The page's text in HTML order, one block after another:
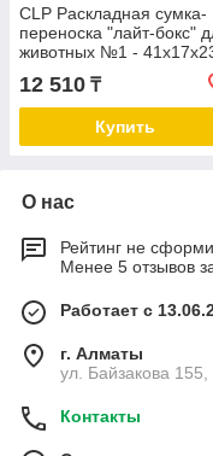
CLP Раскладная cумка-
переноска "лайт-бокс"
животных №1 -
12 510 ₸
Купить
О нас
Рейтинг не
Менее 5 отзывов
Работает с
г. Алматы
ул. Байзакова
Контакты